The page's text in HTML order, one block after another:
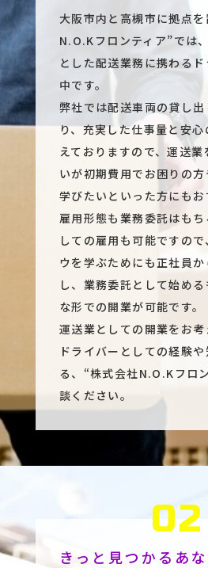
大阪市内と高槻市に拠点
N.O.Kフロンティア”では
とした配送業務に携わる
中です。
弊社では配送車両の貸し出
り、充実した仕事量と安
えておりますので、運送業
いが初期費用でお困りの
学びたいといった方にもお
雇用形態も業務委託はも
しての雇用も可能ですの
ウを学ぶためにも正社員
し、業務委託として始め
な形での開業が可能です。
運送業としての開業をお
ドライバーとしての経験
る、“株式会社N.O.Kフロ
談ください。
きっと見つかるあ